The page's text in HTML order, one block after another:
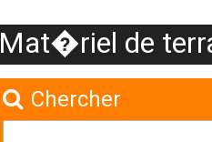
Mat�riel de
Chercher